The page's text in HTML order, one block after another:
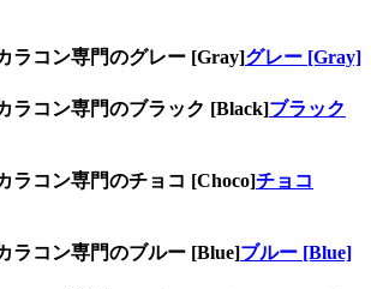
ラコン専門のグレー [Gray]グレー [Gray]
ラコン専門のブラック [Black]ブラック
ラコン専門のチョコ [Choco]チョコ
ラコン専門のブルー [Blue]ブルー [Blue]